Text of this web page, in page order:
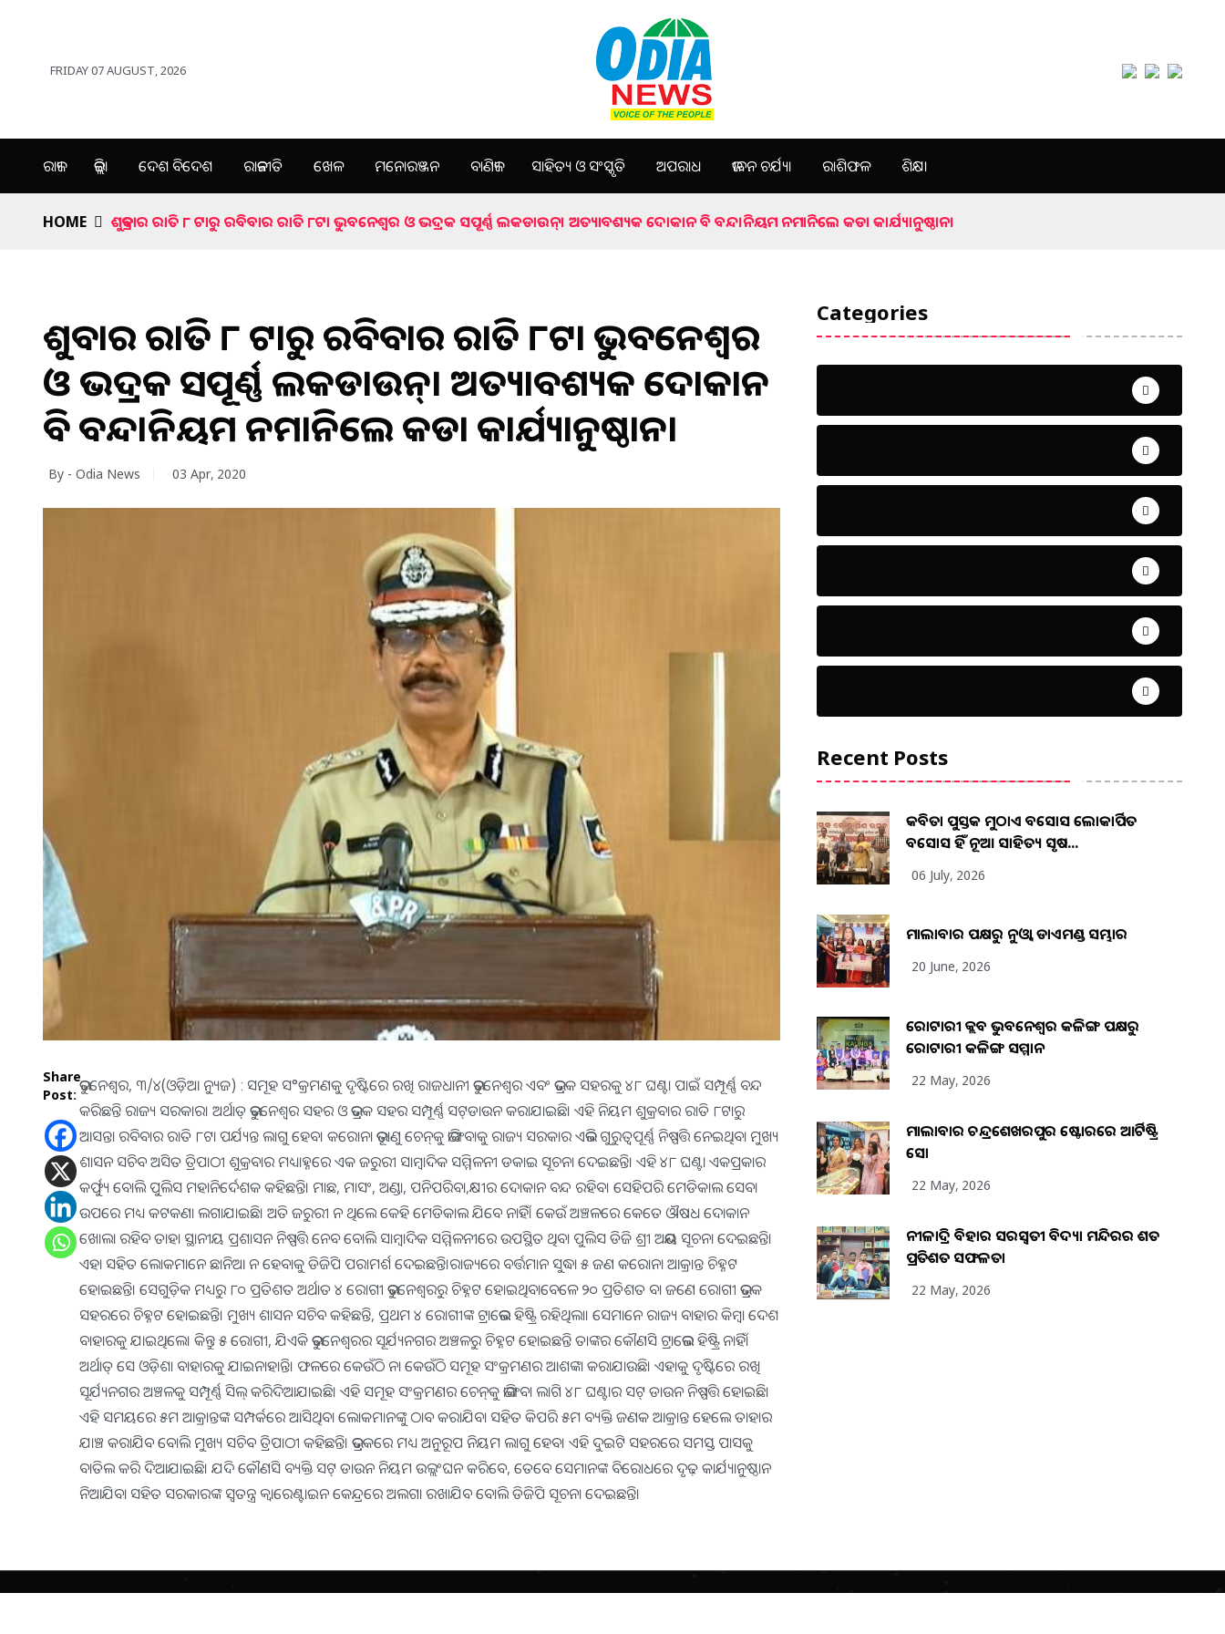
FRIDAY 07 AUGUST, 2026
ରାଜ୍ୟ ଜିଲ୍ଲା ଦେଶ ବିଦେଶ ରାଜନୀତି ଖେଳ ମନୋରଞ୍ଜନ ବାଣିଜ୍ୟ ସାହିତ୍ୟ ଓ ସଂସ୍କୃତି ଅପରାଧ ଜୀବନ ଚର୍ଯ୍ୟା ରାଶିଫଳ ଶିକ୍ଷା
HOME ଶୁକ୍ରବାର ରାତି ୮ ଟାରୁ ରବିବାର ରାତି ୮ଟା ଭୁବନେଶ୍ୱର ଓ ଭଦ୍ରକ ସପୂର୍ଣ୍ଣ ଲକଡାଉନ୍। ଅତ୍ୟାବଶ୍ୟକ ଦୋକାନ ବି ବନ୍ଦ।ନିୟମ ନମାନିଲେ କଡା କାର୍ଯ୍ୟାନୁଷ୍ଠାନ।
ଶୁକ୍ରବାର ରାତି ୮ ଟାରୁ ରବିବାର ରାତି ୮ଟା ଭୁବନେଶ୍ୱର
ଓ ଭଦ୍ରକ ସପୂର୍ଣ୍ଣ ଲକଡାଉନ୍। ଅତ୍ୟାବଶ୍ୟକ ଦୋକାନ
ବି ବନ୍ଦ।ନିୟମ ନମାନିଲେ କଡା କାର୍ଯ୍ୟାନୁଷ୍ଠାନ।
By - Odia News 03 Apr, 2020
Share
Post:
ଭୁବନେଶ୍ଵର, ୩/୪(ଓଡ଼ିଆ ନ୍ୟୁଜ) : ସମୂହ ସ°କ୍ରମଣକୁ ଦୃଷ୍ଟିରେ ରଖି ରାଜଧାନୀ ଭୁବନେଶ୍ଵର ଏବଂ ଭଦ୍ରକ ସହରକୁ ୪୮ ଘଣ୍ଟା ପାଇଁ ସମ୍ପୂର୍ଣ୍ଣ ବନ୍ଦ
କରିଛନ୍ତି ରାଜ୍ୟ ସରକାର। ଅର୍ଥାତ୍‌ ଭୁବନେଶ୍ଵର ସହର ଓ ଭଦ୍ରକ ସହର ସମ୍ପୂର୍ଣ୍ଣ ସଟ୍‌ଡାଉନ କରାଯାଇଛି। ଏହି ନିୟମ ଶୁକ୍ରବାର ରାତି ୮ଟାରୁ
ଆସନ୍ତା ରବିବାର ରାତି ୮ଟା ପର୍ଯ୍ୟନ୍ତ ଲାଗୁ ହେବ। କରୋନା ଭୂତାଣୁ ଚେନ୍‌କୁ ଭାଙ୍ଗିବାକୁ ରାଜ୍ୟ ସରକାର ଏଭଳି ଗୁରୁତ୍ଵପୂର୍ଣ୍ଣ ନିଷ୍ପତ୍ତି ନେଇଥିବା ମୁଖ୍ୟ
ଶାସନ ସଚିବ ଅସିତ ତ୍ରିପାଠୀ ଶୁକ୍ରବାର ମଧ୍ୟାହ୍ନରେ ଏକ ଜରୁରୀ ସାମ୍ବାଦିକ ସମ୍ମିଳନୀ ଡକାଇ ସୂଚନା ଦେଇଛନ୍ତି। ଏହି ୪୮ ଘଣ୍ଟା ଏକପ୍ରକାର
କର୍ଫ୍ୟୁ ବୋଲି ପୁଲିସ ମହାନିର୍ଦେଶକ କହିଛନ୍ତି। ମାଛ, ମାସଂ, ଅଣ୍ଡା, ପନିପରିବା,କ୍ଷୀର ଦୋକାନ ବନ୍ଦ ରହିବ। ସେହିପରି ମେଡିକାଲ ସେବା
ଉପରେ ମଧ୍ୟ କଟକଣା ଲଗାଯାଇଛି। ଅତି ଜରୁରୀ ନ ଥିଲେ କେହି ମେଡିକାଲ ଯିବେ ନାହିଁ। କେଉଁ ଅଞ୍ଚଳରେ କେତେ ଔଷଧ ଦୋକାନ
ଖୋଲା ରହିବ ତାହା ସ୍ଥାନୀୟ ପ୍ରଶାସନ ନିଷ୍ପତ୍ତି ନେବ ବୋଲି ସାମ୍ବାଦିକ ସମ୍ମିଳନୀରେ ଉପସ୍ଥିତ ଥିବା ପୁଲିସ ଡିଜି ଶ୍ରୀ ଅଭୟ ସୂଚନା ଦେଇଛନ୍ତି।
ଏହା ସହିତ ଲୋକମାନେ ଛାନିଆ ନ ହେବାକୁ ଡିଜିପି ପରାମର୍ଶ ଦେଇଛନ୍ତି।ରାଜ୍ୟରେ ବର୍ତ୍ତମାନ ସୁଦ୍ଧା ୫ ଜଣ କରୋନା ଆକ୍ରାନ୍ତ ଚିହ୍ନଟ
ହୋଇଛନ୍ତି। ସେଗୁଡ଼ିକ ମଧ୍ୟରୁ ୮୦ ପ୍ରତିଶତ ଅର୍ଥାତ ୪ ରୋଗୀ ଭୁବନେଶ୍ଵରରୁ ଚିହ୍ନଟ ହୋଇଥିବାବେଳେ ୨୦ ପ୍ରତିଶତ ବା ଜଣେ ରୋଗୀ ଭଦ୍ରକ
ସହରରେ ଚିହ୍ନଟ ହୋଇଛନ୍ତି। ମୁଖ୍ୟ ଶାସନ ସଚିବ କହିଛନ୍ତି, ପ୍ରଥମ ୪ ରୋଗୀଙ୍କ ଟ୍ରାଭେଲ ହିଷ୍ଟ୍ରି ରହିଥିଲା। ସେମାନେ ରାଜ୍ୟ ବାହାର କିମ୍ବା ଦେଶ
ବାହାରକୁ ଯାଇଥିଲେ। କିନ୍ତୁ ୫ ରୋଗୀ, ଯିଏକି ଭୁବନେଶ୍ଵରର ସୂର୍ଯ୍ୟନଗର ଅଞ୍ଚଳରୁ ଚିହ୍ନଟ ହୋଇଛନ୍ତି ତାଙ୍କର କୌଣସି ଟ୍ରାଭେଲ ହିଷ୍ଟ୍ରି ନାହିଁ।
ଅର୍ଥାତ୍‌ ସେ ଓଡ଼ିଶା ବାହାରକୁ ଯାଇନାହାନ୍ତି। ଫଳରେ କେଉଁଠି ନା କେଉଁଠି ସମୂହ ସଂକ୍ରମଣର ଆଶଙ୍କା କରାଯାଉଛି। ଏହାକୁ ଦୃଷ୍ଟିରେ ରଖି
ସୂର୍ଯ୍ୟନଗର ଅଞ୍ଚଳକୁ ସମ୍ପୂର୍ଣ୍ଣ ସିଲ୍‌ କରିଦିଆଯାଇଛି। ଏହି ସମୂହ ସଂକ୍ରମଣର ଚେନ୍‌କୁ ଭାଙ୍ଗିବା ଲାଗି ୪୮ ଘଣ୍ଟାର ସଟ୍‌ ଡାଉନ ନିଷ୍ପତ୍ତି ହୋଇଛି।
ଏହି ସମୟରେ ୫ମ ଆକ୍ରାନ୍ତଙ୍କ ସମ୍ପର୍କରେ ଆସିଥିବା ଲୋକମାନଙ୍କୁ ଠାବ କରାଯିବା ସହିତ କିପରି ୫ମ ବ୍ୟକ୍ତି ଜଣକ ଆକ୍ରାନ୍ତ ହେଲେ ତାହାର
ଯାଞ୍ଚ କରାଯିବ ବୋଲି ମୁଖ୍ୟ ସଚିବ ତ୍ରିପାଠୀ କହିଛନ୍ତି। ଭଦ୍ରକରେ ମଧ୍ୟ ଅନୁରୂପ ନିୟମ ଲାଗୁ ହେବ। ଏହି ଦୁଇଟି ସହରରେ ସମସ୍ତ ପାସକୁ
ବାତିଲ କରି ଦିଆଯାଇଛି। ଯଦି କୌଣସି ବ୍ୟକ୍ତି ସଟ୍‌ ଡାଉନ ନିୟମ ଉଲ୍ଲଂଘନ କରିବେ, ତେବେ ସେମାନଙ୍କ ବିରୋଧରେ ଦୃଢ଼ କାର୍ଯ୍ୟାନୁଷ୍ଠାନ
ନିଆଯିବା ସହିତ ସରକାରଙ୍କ ସ୍ବତନ୍ତ୍ର କ୍ବାରେଣ୍ଟାଇନ କେନ୍ଦ୍ରରେ ଅଲଗା ରଖାଯିବ ବୋଲି ଡିଜିପି ସୂଚନା ଦେଇଛନ୍ତି।
Categories
Recent Posts
କବିତା ପୁସ୍ତକ ମୁଠାଏ ଅବସୋସ ଲୋକାର୍ପିତ
ଅବସୋସ ହିଁ ନୂଆ ସାହିତ୍ୟ ସୃଷ...
06 July, 2026
ମାଲାବାର ପକ୍ଷରୁ ନୁଓ୍ବା ଡାଏମଣ୍ଡ ସମ୍ଭାର
20 June, 2026
ରୋଟାରୀ କ୍ଲବ ଭୁବନେଶ୍ୱର କଳିଙ୍ଗ ପକ୍ଷରୁ
ରୋଟାରୀ କଳିଙ୍ଗ ସମ୍ମାନ
22 May, 2026
ମାଲାବାର ଚନ୍ଦ୍ରଶେଖରପୁର ଷ୍ଟୋରରେ ଆର୍ଟିଷ୍ଟ୍ରି
ସୋ
22 May, 2026
ନୀଳାଦ୍ରି ବିହାର ସରସ୍ୱତୀ ବିଦ୍ୟା ମନ୍ଦିରର ଶତ
ପ୍ରତିଶତ ସଫଳତା
22 May, 2026